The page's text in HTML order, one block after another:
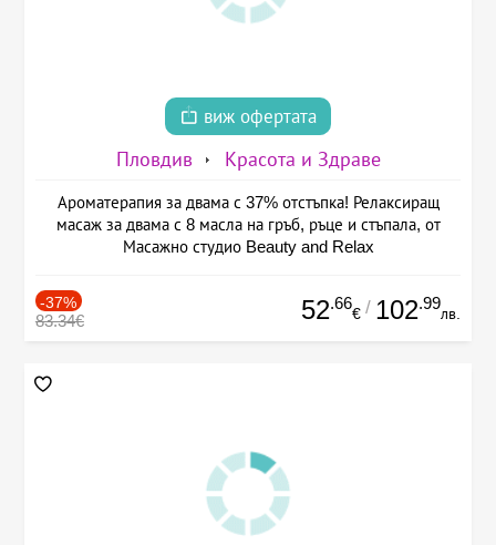
виж офертата
Пловдив Красота и Здраве
Ароматерапия за двама с 37% отстъпка! Релаксиращ
масаж за двама с 8 масла на гръб, ръце и стъпала, от
Масажно студио Beauty and Relax
-37%
83.34€ 52.66
€ / 102.99
лв.